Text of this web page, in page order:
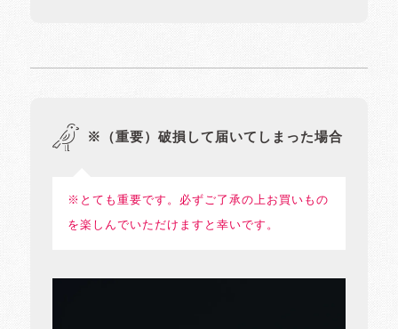
※（重要）破損して届いてしまった場合
※とても重要です。必ずご了承の上お買いもの
を楽しんでいただけますと幸いです。